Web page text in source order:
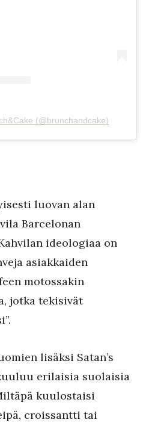
(@brunchandcake)
luovan alan
Barcelonan
ideologiaa on
asiakkaiden
motossakin
jotka tekisivät
lisäksi Satan’s
erilaisia suolaisia
kuulostaisi
croissantti tai